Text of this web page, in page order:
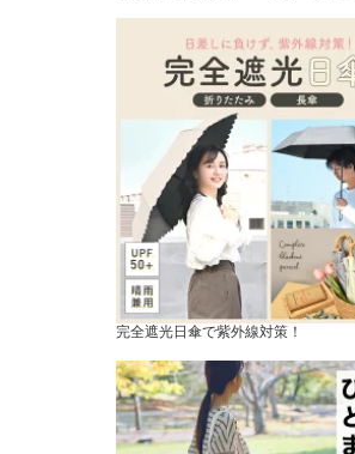
完全遮光日傘で紫外線対策！